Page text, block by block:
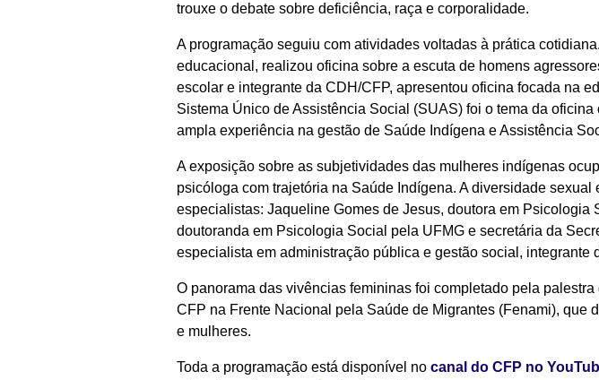
trouxe o debate sobre deficiência, raça e corporalidade.
A programação seguiu com atividades voltadas à prática
educacional, realizou oficina sobre a escuta de homens
escolar e integrante da CDH/CFP, apresentou oficina focada na
Sistema Único de Assistência Social (SUAS) foi o tema da
ampla experiência na gestão de Saúde Indígena e Assistência
A exposição sobre as subjetividades das mulheres indígenas
psicóloga com trajetória na Saúde Indígena. A diversidade
especialistas: Jaqueline Gomes de Jesus, doutora em
doutoranda em Psicologia Social pela UFMG e secretária da
especialista em administração pública e gestão social, integrante
O panorama das vivências femininas foi completado pela
CFP na Frente Nacional pela Saúde de Migrantes (Fenami), que
e mulheres.
Toda a programação está disponível no canal do CFP no